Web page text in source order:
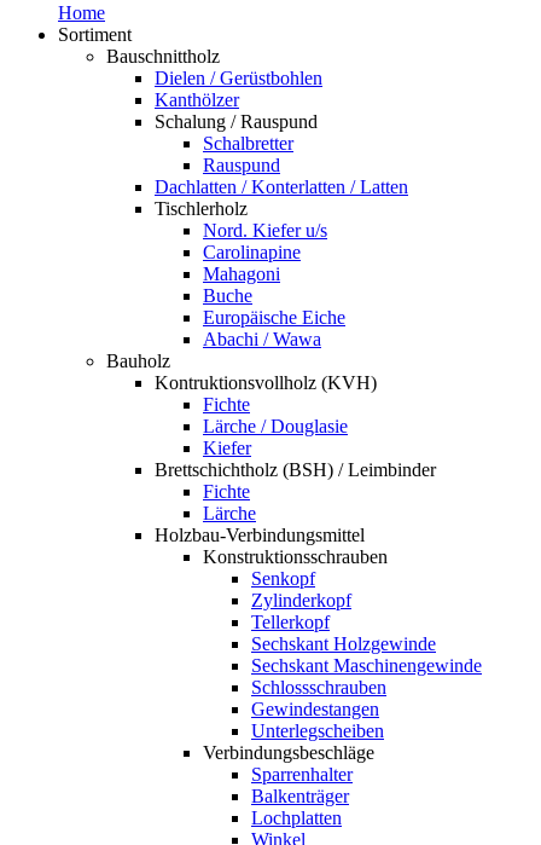
Home
Sortiment
Bauschnittholz
Dielen / Gerüstbohlen
Kanthölzer
Schalung / Rauspund
Schalbretter
Rauspund
Dachlatten / Konterlatten / Latten
Tischlerholz
Nord. Kiefer u/s
Carolinapine
Mahagoni
Buche
Europäische Eiche
Abachi / Wawa
Bauholz
Kontruktionsvollholz (KVH)
Fichte
Lärche / Douglasie
Kiefer
Brettschichtholz (BSH) / Leimbinder
Fichte
Lärche
Holzbau-Verbindungsmittel
Konstruktionsschrauben
Senkopf
Zylinderkopf
Tellerkopf
Sechskant Holzgewinde
Sechskant Maschinengewinde
Schlossschrauben
Gewindestangen
Unterlegscheiben
Verbindungsbeschläge
Sparrenhalter
Balkenträger
Lochplatten
Winkel